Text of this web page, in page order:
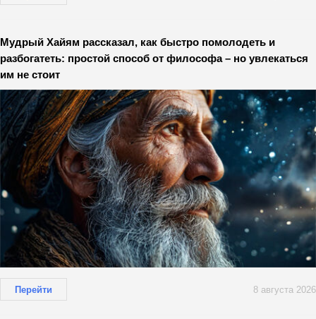
Мудрый Хайям рассказал, как быстро помолодеть и
разбогатеть: простой способ от философа – но увлекаться
им не стоит
Перейти 8 августа 2026